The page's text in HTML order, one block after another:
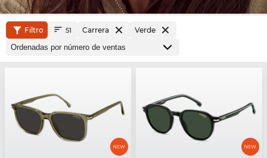
Filtro 51 Carrera Verde